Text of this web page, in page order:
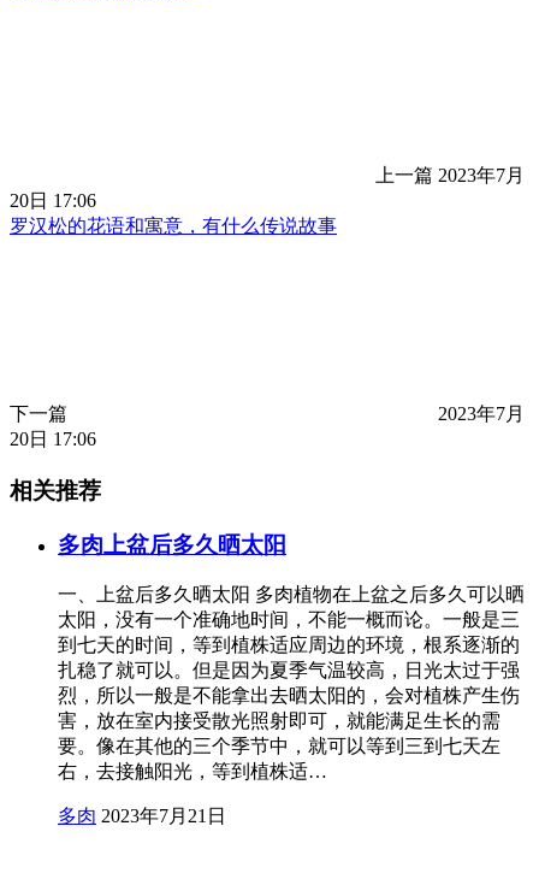
上一篇 2023年7月
20日 17:06
罗汉松的花语和寓意，有什么传说故事
下一篇
2023年7月
20日 17:06
相关推荐
多肉上盆后多久晒太阳
一、上盆后多久晒太阳 多肉植物在上盆之后多久可以晒
太阳，没有一个准确地时间，不能一概而论。一般是三
到七天的时间，等到植株适应周边的环境，根系逐渐的
扎稳了就可以。但是因为夏季气温较高，日光太过于强
烈，所以一般是不能拿出去晒太阳的，会对植株产生伤
害，放在室内接受散光照射即可，就能满足生长的需
要。像在其他的三个季节中，就可以等到三到七天左
右，去接触阳光，等到植株适…
多肉 2023年7月21日